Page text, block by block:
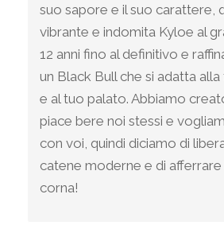
suo sapore e il suo carattere,
vibrante e indomita Kyloe al
12 anni fino al definitivo e
un Black Bull che si adatta
e al tuo palato. Abbiamo
piace bere noi stessi e
con voi, quindi diciamo di
catene moderne e di
corna!